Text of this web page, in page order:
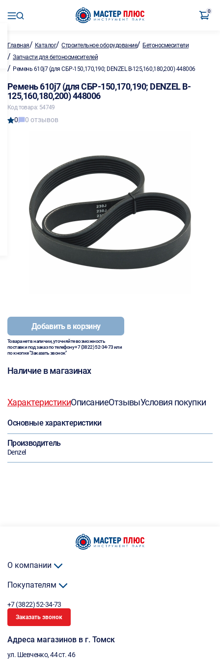
0
Главная/ Каталог/Строительное оборудование/ Бетоносмесители
/ Запчасти для бетоносмесителей
/ Ремень 610j7 (для СБР-150,170,190; DENZEL B-125,160,180,200) 448006
Ремень 610j7 (для СБР-150,170,190; DENZEL B-
125,160,180,200) 448006
Код товара: 54749
0 0 отзывов
Добавить в корзину
Товара нет в наличии, уточняйте возможность
поставки под заказ по телефону+7 (3822) 52-34-73или
по кнопке "Заказать звонок"
Наличие в магазинах
ХарактеристикиОписаниеОтзывыУсловия покупки
Основные характеристики
Производитель
Denzel
О компании
Покупателям
+7 (3822) 52-34-73
Заказать звонок
Адреса магазинов в г. Томск
ул. Шевченко, 44 ст. 46